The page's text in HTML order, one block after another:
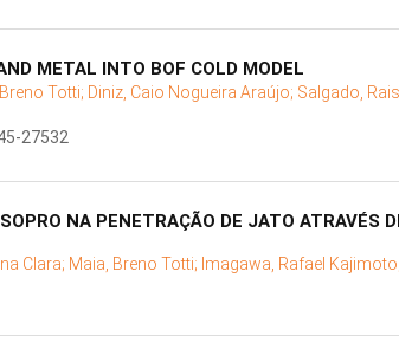
METAL INTO BOF COLD MODEL
Totti; Diniz, Caio Nogueira Araújo; Salgado,
27532
NA PENETRAÇÃO DE JATO ATRAVÉS
Clara; Maia, Breno Totti; Imagawa, Rafael Kajimoto;